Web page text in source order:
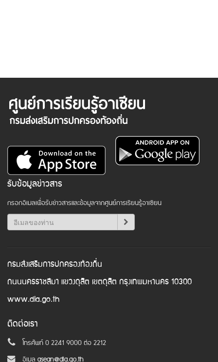
รับข้อมูลข่าวสาร
กรอกอีเมลเพื่อรับข่าวสารและข้อมูลจากศูนย์การเรียนรู้อาเซียน
กรมส่งเสริมการปกครองท้องถิ่น
ถนนนครราชสีมา แขวงดุสิต เขตดุสิต กรุงเทพมหานคร 10300
www.dla.go.th
ติดต่อเรา
โทรศัพท์ 0 2241 9000 ต่อ 2212
อีเมล asean@dla.go.th